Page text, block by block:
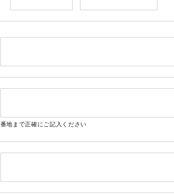
番地まで正確にご記入ください